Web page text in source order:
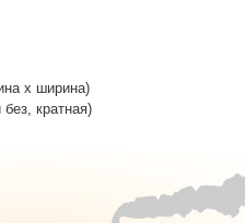
х ширина)
кратная)